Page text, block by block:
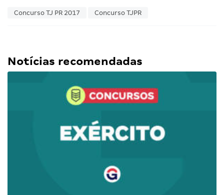
Concurso TJ PR 2017 Concurso TJPR
Notícias recomendadas